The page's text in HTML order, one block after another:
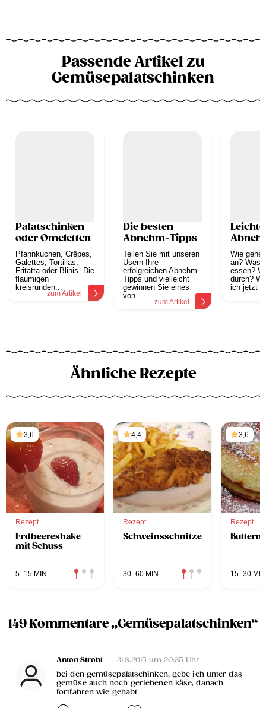
Passende Artikel zu
Gemüsepalatschinken
Palatschinken
oder Omeletten
Pfannkuchen, Crêpes,
Galettes, Tortillas,
Fritatta oder Blinis. Die
flaumigen
kreisrunden...
zum Artikel
Die besten
Abnehm-Tipps
Teilen Sie mit unseren
Usern Ihre
erfolgreichen Abnehm-
Tipps und vielleicht
gewinnen Sie eines
von...
zum Artikel
Wie gehe
an? Was
essen?
durch?
ich jetzt
Ähnliche Rezepte
3,6
Rezept
Erdbeereshake
mit Schuss
5–15 MIN
4,4
Rezept
Schweinsschnitzel
30–60 MIN
3,6
Rezept
15–30 MIN
149 Kommentare „Gemüsepalatschinken“
Anton Strobl — 31.8.2015 um 20:35 Uhr
bei den gemüsepalatschinken, gebe ich unter das
gemüse auch noch geriebenen käse, danach
fortfahren wie gehabt